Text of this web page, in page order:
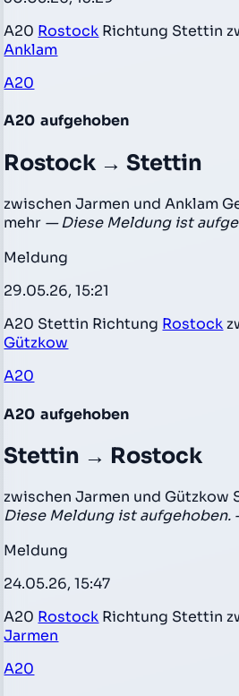
A20 Rostock Richtung Stettin
Anklam
A20
A20 aufgehoben
Rostock → Stettin
zwischen Jarmen und Anklam
mehr — Diese Meldung ist
Meldung
29.05.26, 15:21
A20 Stettin Richtung Rostock
Gützkow
A20
A20 aufgehoben
Stettin → Rostock
zwischen Jarmen und Gützkow
Diese Meldung ist aufgehoben.
Meldung
24.05.26, 15:47
A20 Rostock Richtung Stettin
Jarmen
A20